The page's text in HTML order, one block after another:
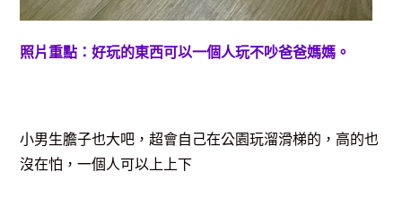
照片重點：好玩的東西可以一個人玩不吵爸爸媽媽。
小男生膽子也大吧，超會自己在公園玩溜滑梯的，高的也
沒在怕，一個人可以上上下